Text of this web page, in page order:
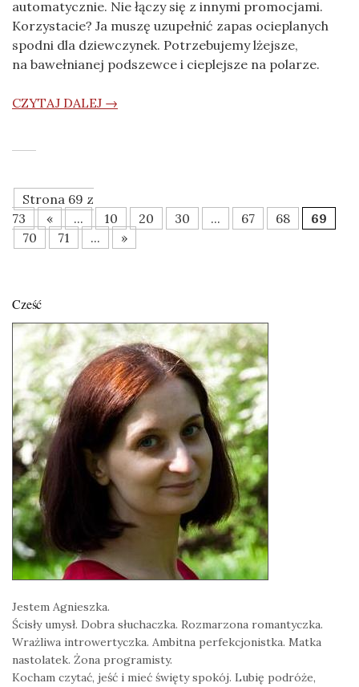
automatycznie. Nie łączy się z innymi promocjami.
Korzystacie? Ja muszę uzupełnić zapas ocieplanych
spodni dla dziewczynek. Potrzebujemy lżejsze,
na bawełnianej podszewce i cieplejsze na polarze.
CZYTAJ DALEJ →
Strona 69 z
73
« ... 10 20 30 ... 67 68
69
70
71 ... »
Cześć
Jestem Agnieszka.
Ścisły umysł. Dobra słuchaczka. Rozmarzona romantyczka.
Wrażliwa introwertyczka. Ambitna perfekcjonistka. Matka
nastolatek. Żona programisty.
Kocham czytać, jeść i mieć święty spokój. Lubię podróże,